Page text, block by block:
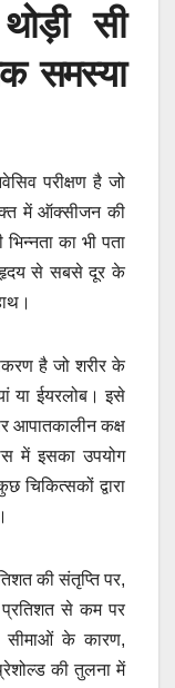
सी
समस्या
परीक्षण है जो
में ऑक्सीजन की
का भी पता
से सबसे दूर के
है जो शरीर के
या ईयरलोब। इसे
आपातकालीन कक्ष
में इसका उपयोग
चिकित्सकों द्वारा
की संतृप्ति पर,
प्रतिशत से कम पर
सीमाओं के कारण,
की तुलना में